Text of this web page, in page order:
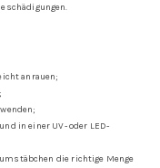
anrauen;
in einer UV- oder LED-
die richtige Menge